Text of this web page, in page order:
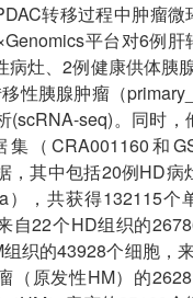
转移过程中肿瘤
平台对6例肝
病灶、2例健康供体胰
性胰腺肿瘤（
(scRNA-seq)。同时，
（CRA001160和
，其中包括20例HD病
），共获得132115个
自22个HD组织的
织的43928个细胞，
（原发性HM）的